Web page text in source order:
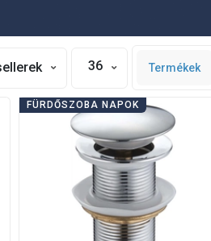
36 Termékek
FÜRDŐSZOBA NAPOK